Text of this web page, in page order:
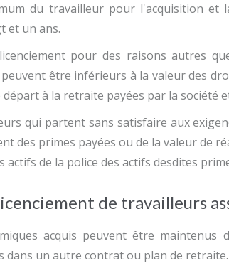
du travailleur pour l'acquisition et
et un ans.
pour des raisons autres
être inférieurs à la valeur des
départ à la retraite payées par la société
qui partent sans satisfaire aux
des primes payées ou de la valeur de
actifs de la police des actifs desdites
de travailleurs
acquis peuvent être maintenus
dans un autre contrat ou plan de retraite.